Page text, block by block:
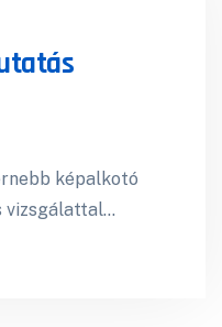
képalkotó
vizsgálattal